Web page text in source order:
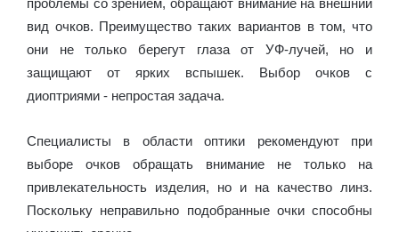
вид очков. Преимущество таких вариантов в том, что
они не только берегут глаза от УФ-лучей, но и
защищают от ярких вспышек. Выбор очков с
диоптриями - непростая задача.
Специалисты в области оптики рекомендуют при
выборе очков обращать внимание не только на
привлекательность изделия, но и на качество линз.
Поскольку неправильно подобранные очки способны